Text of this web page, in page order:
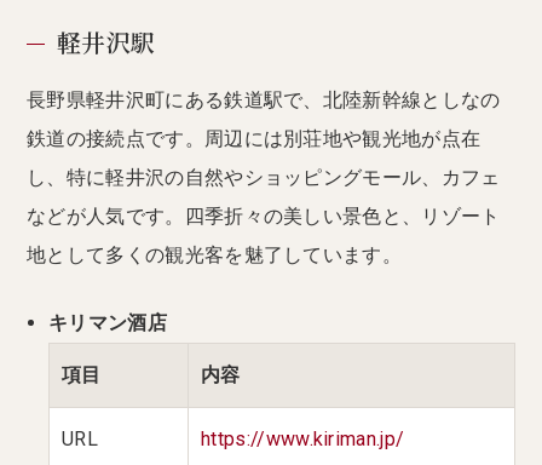
軽井沢駅
長野県軽井沢町にある鉄道駅で、北陸新幹線としなの
鉄道の接続点です。周辺には別荘地や観光地が点在
し、特に軽井沢の自然やショッピングモール、カフェ
などが人気です。四季折々の美しい景色と、リゾート
地として多くの観光客を魅了しています。
キリマン酒店
項目 内容
URL https://www.kiriman.jp/